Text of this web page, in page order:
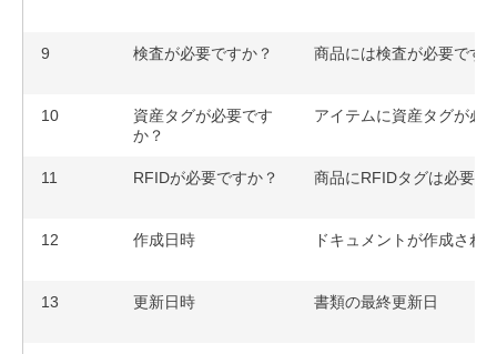
9 検査が必要ですか？ 商品には検査が必要です
10
資産タグが必要です
か？
アイテムに資産タグが必
11 RFIDが必要ですか？ 商品にRFIDタグは必要で
12 作成日時 ドキュメントが作成され
13 更新日時 書類の最終更新日